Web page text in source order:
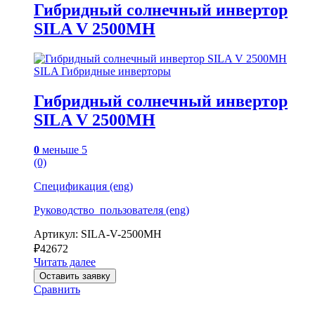
Гибридный солнечный инвертор
SILA V 2500MH
SILA Гибридные инверторы
Гибридный солнечный инвертор
SILA V 2500MH
0 меньше 5
(0)
Спецификация (eng)
Руководство_пользователя (eng)
Артикул: SILA-V-2500MH
₽42672
Читать далее
Оставить заявку
Сравнить